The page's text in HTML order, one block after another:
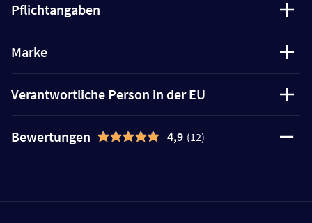
Pflichtangaben
Marke
Verantwortliche Person in der EU
Bewertungen 4,9 (12)